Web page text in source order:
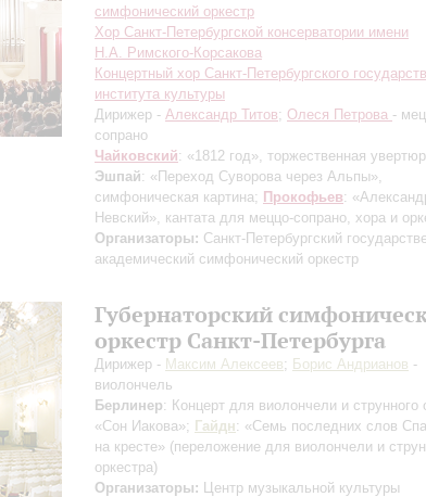
симфонический оркестр
Хор Санкт-Петербургской консерватории имени
Н.А. Римского-Корсакова
Концертный хор Санкт-Петербургского
института культуры
Дирижер - Александр Титов; Олеся Петрова -
сопрано
Чайковский: «1812 год», торжественная
Эшпай: «Переход Суворова через Альпы»,
симфоническая картина; Прокофьев:
Невский», кантата для меццо-сопрано, хора и
Организаторы: Санкт-Петербургский
академический симфонический оркестр
Губернаторский
оркестр Санкт-Петербурга
Дирижер - Максим Алексеев; Борис Андрианов -
виолончель
Берлинер: Концерт для виолончели и струнного
«Сон Иакова»; Гайдн: «Семь последних слов
на кресте» (переложение для виолончели и
оркестра)
Организаторы: Центр музыкальной культуры